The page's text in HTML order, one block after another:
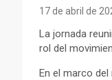
17 de abril de
La jornada
rol del
En el marco del